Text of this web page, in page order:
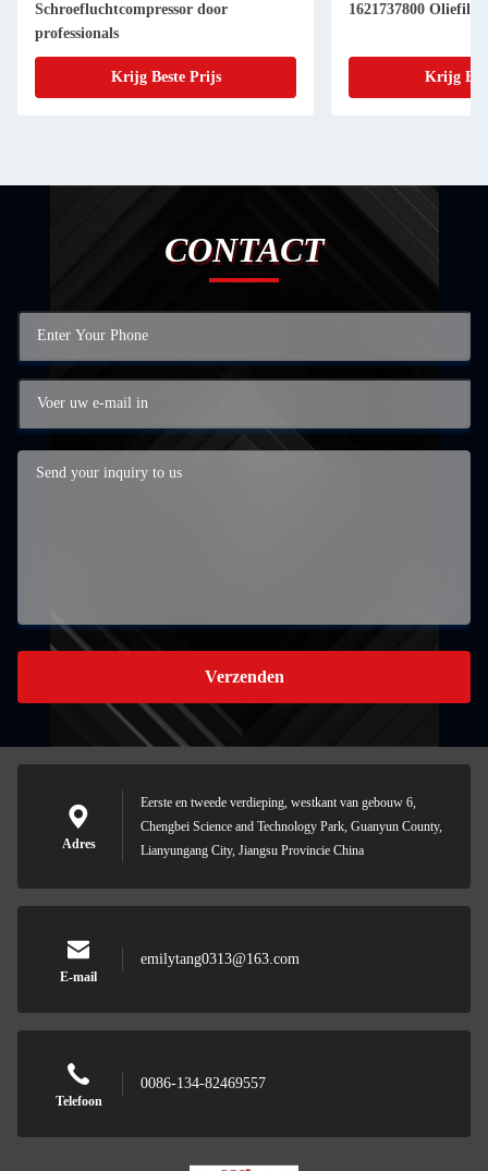
Schroefluchtcompressor door
professionals
Krijg Beste Prijs
1621737800 Oliefilter
Krijg
CONTACT
Verzenden
Adres
Eerste en tweede verdieping, westkant van gebouw 6,
Chengbei Science and Technology Park, Guanyun County,
Lianyungang City, Jiangsu Provincie China
E-mail
emilytang0313@163.com
Telefoon
0086-134-82469557